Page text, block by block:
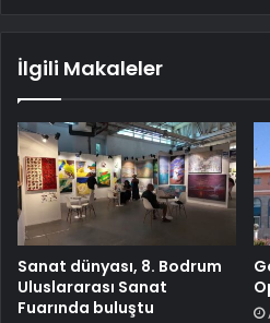
İlgili Makaleler
Sanat dünyası, 8. Bodrum
Uluslararası Sanat
Fuarında buluştu